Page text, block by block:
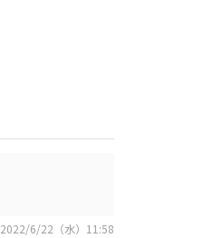
2022/6/22（水）11:58